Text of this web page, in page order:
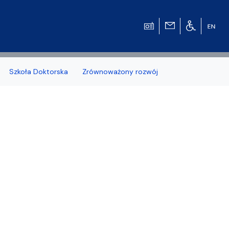
Szkoła Doktorska Zrównoważony rozwój